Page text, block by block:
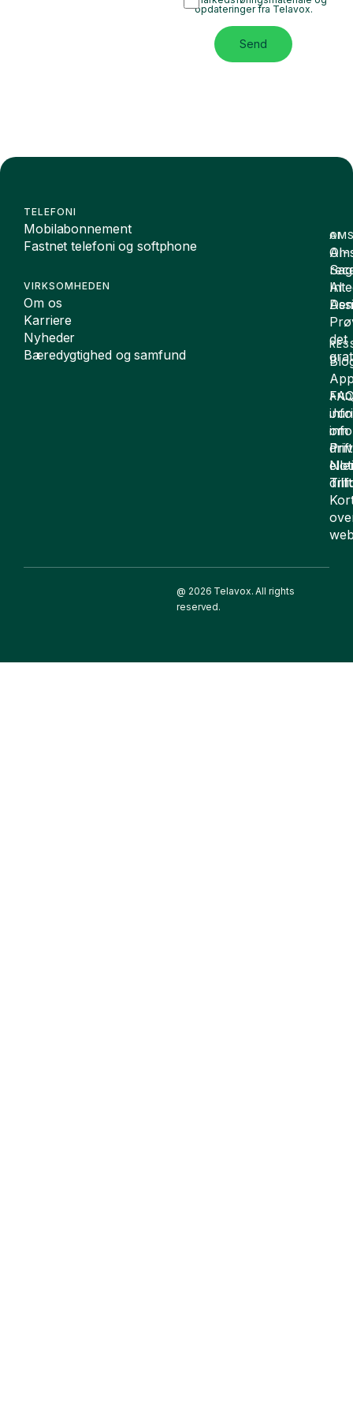
opdateringer fra Telavox.
Send
TELEFONI
Mobilabonnement
Fastnet telefoni og softphone
VIRKSOMHEDEN
Om os
Karriere
Nyheder
Bæredygtighed og samfund
om
drift
AI
AI-
AI
det
@ 2026 Telavox. All rights
reserved.